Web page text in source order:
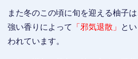
また冬のこの頃に旬を迎える柚子
強い香りによって
「邪気退散」
と
われています。